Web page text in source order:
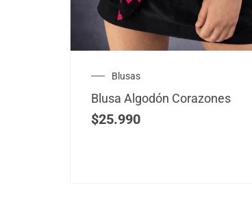
Blusas
Blusa Algodón Corazones
$25.990